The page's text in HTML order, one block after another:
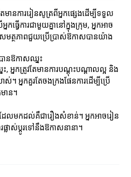
ែមានការរៀនសូត្រពីអ្នកផ្សេងដើម្បីទទួល
ធ្វើការជាមួយគ្នានៅក្នុងក្រុម, អ្នកអាច
ត្ថភាពជួយប្រើប្រាស់ឱកាសបានយ៉ាង
ានឱកាសឈ្នះ
អ្នកត្រូវតែមានការបណ្តុះបណ្តាលល្អ និង
។ អ្នកគួរតែចងក្រងផែនការដើម្បីប្រើ
ាន។
ែលមកដល់គឺជារឿងសំខាន់។ អ្នកអាចរៀន
ផ្លាស់ប្ដូរទៅនឹងឱកាសនានា។